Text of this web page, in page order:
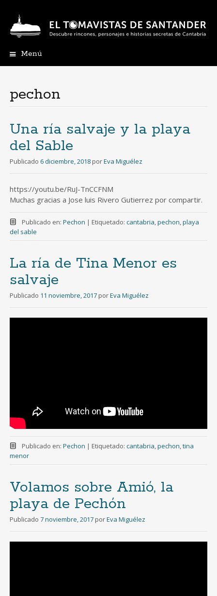
Menú
pechon
Una ría salvaje y la playa
del Sable
Publicado 6 diciembre, 2018 porEva Miguélez
https://youtu.be/RuJ-TnCCFNM
Muchas gracias a Jose luis Rivero Gutierrez por compartir.
Publicado en: Pechon | Etiquetado: cantabria,pechon,playa
del sable
La ría de Tina Menor es
salvaje
Publicado 11 noviembre, 2017 porEva Miguélez
Publicado en: Pechon | Etiquetado: cantabria,pechon,tina
menor
Volamos sobre Amió, la
playa de Pechón
Publicado 7 noviembre, 2017 porEva Miguélez